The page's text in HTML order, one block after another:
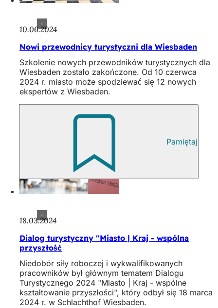
10.06.2024
Nowi przewodnicy turystyczni dla Wiesbaden
Szkolenie nowych przewodników turystycznych dla
Wiesbaden zostało zakończone. Od 10 czerwca
2024 r. miasto może spodziewać się 12 nowych
ekspertów z Wiesbaden.
Pamiętaj
18.03.2024
Dialog turystyczny "Miasto | Kraj - wspólna
przyszłość
Niedobór siły roboczej i wykwalifikowanych
pracowników był głównym tematem Dialogu
Turystycznego 2024 "Miasto | Kraj - wspólne
kształtowanie przyszłości", który odbył się 18 marca
2024 r. w Schlachthof Wiesbaden.